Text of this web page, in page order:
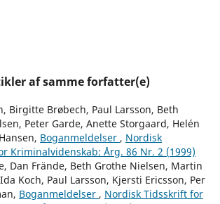
af samme forfatter(e)
Birgitte Brøbech, Paul Larsson, Beth
Peter Garde, Anette Storgaard, Helén
Boganmeldelser , Nordisk
Kriminalvidenskab: Årg. 86 Nr. 2 (1999)
Dan Frände, Beth Grothe Nielsen, Martin
Koch, Paul Larsson, Kjersti Ericsson, Per
Boganmeldelser , Nordisk Tidsskrift for